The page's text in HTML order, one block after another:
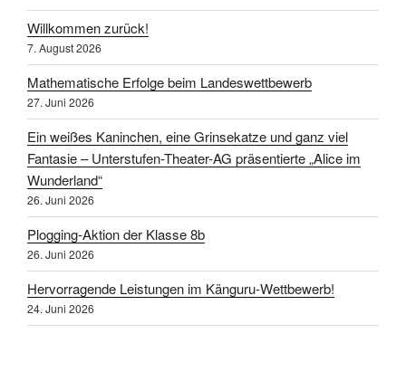
Willkommen zurück!
7. August 2026
Mathematische Erfolge beim Landeswettbewerb
27. Juni 2026
Ein weißes Kaninchen, eine Grinsekatze und ganz viel
Fantasie – Unterstufen-Theater-AG präsentierte „Alice im
Wunderland“
26. Juni 2026
Plogging-Aktion der Klasse 8b
26. Juni 2026
Hervorragende Leistungen im Känguru-Wettbewerb!
24. Juni 2026